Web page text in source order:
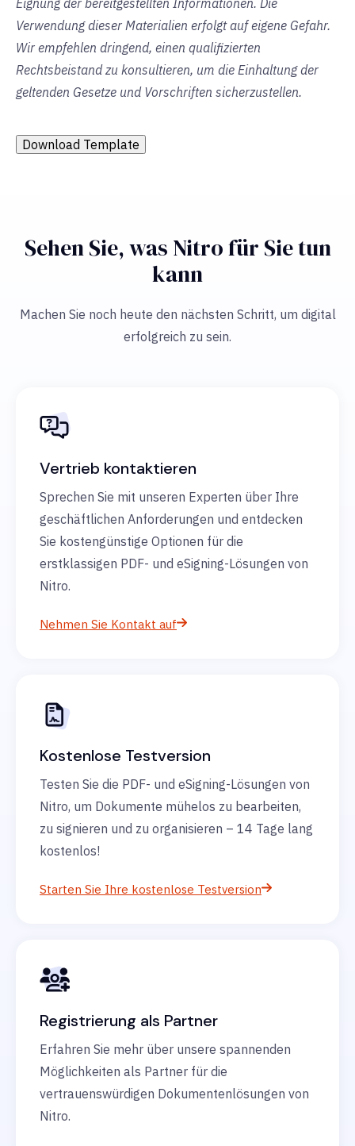
Eignung der bereitgestellten Informationen. Die
Verwendung dieser Materialien erfolgt auf eigene Gefahr.
Wir empfehlen dringend, einen qualifizierten
Rechtsbeistand zu konsultieren, um die Einhaltung der
geltenden Gesetze und Vorschriften sicherzustellen.
Download Template
Sehen Sie, was Nitro für Sie tun
kann
Machen Sie noch heute den nächsten Schritt, um digital
erfolgreich zu sein.
Vertrieb kontaktieren
Sprechen Sie mit unseren Experten über Ihre
geschäftlichen Anforderungen und entdecken
Sie kostengünstige Optionen für die
erstklassigen PDF- und eSigning-Lösungen von
Nitro.
Nehmen Sie Kontakt auf
Kostenlose Testversion
Testen Sie die PDF- und eSigning-Lösungen von
Nitro, um Dokumente mühelos zu bearbeiten,
zu signieren und zu organisieren – 14 Tage lang
kostenlos!
Starten Sie Ihre kostenlose Testversion
Registrierung als Partner
Erfahren Sie mehr über unsere spannenden
Möglichkeiten als Partner für die
vertrauenswürdigen Dokumentenlösungen von
Nitro.